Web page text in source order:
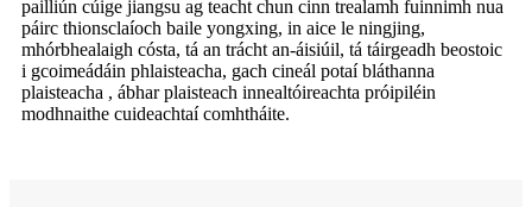
pailliún cúige jiangsu ag teacht chun cinn trealamh fuinnimh nua
páirc thionsclaíoch baile yongxing, in aice le ningjing,
mhórbhealaigh cósta, tá an trácht an-áisiúil, tá táirgeadh beostoic
i gcoimeádáin phlaisteacha, gach cineál potaí bláthanna
plaisteacha , ábhar plaisteach innealtóireachta próipiléin
modhnaithe cuideachtaí comhtháite.